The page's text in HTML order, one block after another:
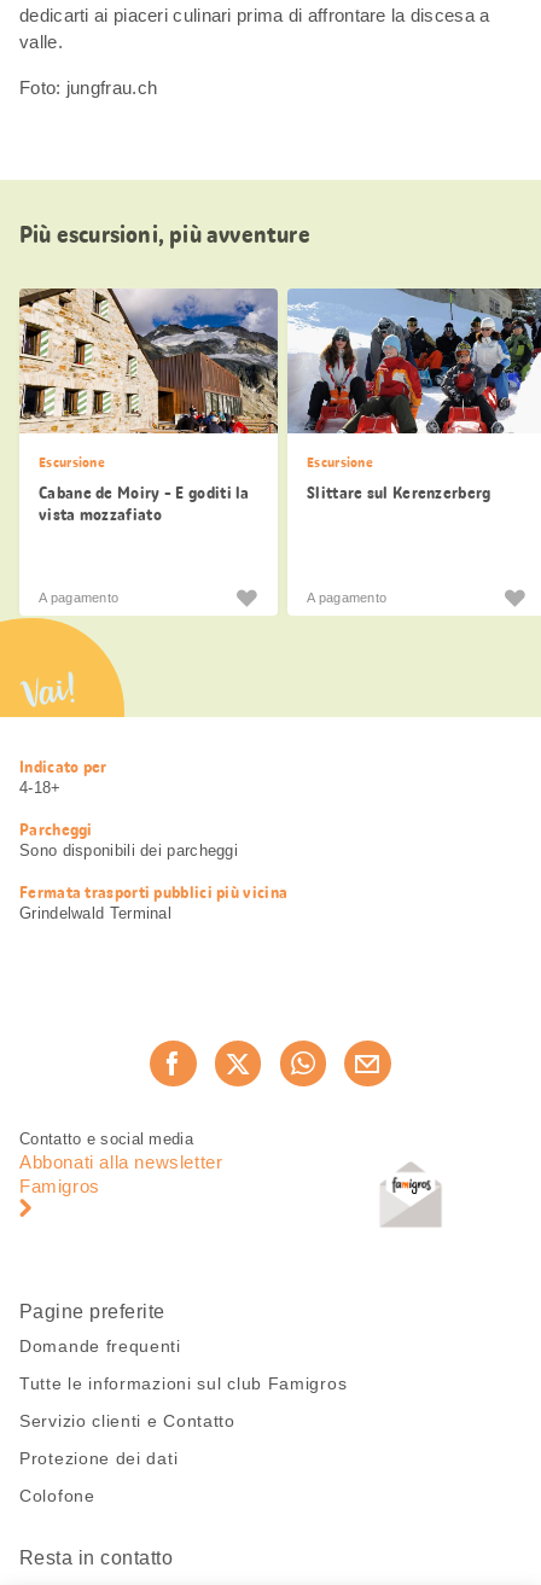
dedicarti ai piaceri culinari prima di affrontare la discesa a
valle.
Foto: jungfrau.ch
Più escursioni, più avventure
Escursione
Cabane de Moiry - E goditi la
vista mozzafiato
A pagamento
Escursione
Slittare sul Kerenzerberg
A pagamento
Vai!
Informazioni
utili
Indicato per
4-18+
Parcheggi
Sono disponibili dei parcheggi
Fermata trasporti pubblici più vicina
Grindelwald Terminal
Consiglia ora
Piè
pagina
Navigazione
pagina
Contatto e social media
Abbonati alla newsletter
Famigros
Pagine preferite
Domande frequenti
Tutte le informazioni sul club Famigros
Servizio clienti e Contatto
Protezione dei dati
Colofone
Resta in contatto